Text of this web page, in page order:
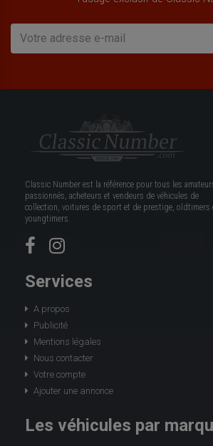
Classic Number est la référence pour tous les
passionnés, acheteurs et vendeurs de véhicules de
collection, voitures de sport et de prestige, oldtimers
youngtimers.
Services
A propos
Publicité
Mentions légales
Nous contacter
Votre compte
Ajouter une annonce
Les véhicules par